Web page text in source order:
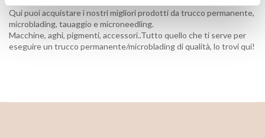
Qui puoi acquistare i nostri migliori prodotti da trucco permanente,
microblading, tauaggio e microneedling.
Macchine, aghi, pigmenti, accessori..Tutto quello che ti serve per
eseguire un trucco permanente/microblading di qualità, lo trovi qui!